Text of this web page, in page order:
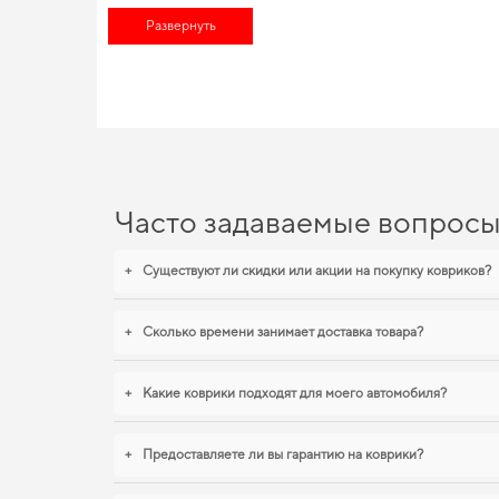
поможет сократить эксплуатационные расходы и продлить
Развернуть
Часто задаваемые вопросы
+ Существуют ли скидки или акции на покупку ковриков?
+ Сколько времени занимает доставка товара?
+ Какие коврики подходят для моего автомобиля?
+ Предоставляете ли вы гарантию на коврики?